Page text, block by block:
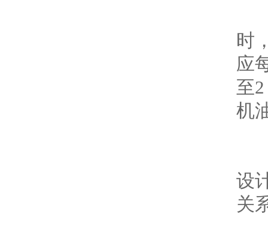
时
应
至2
机
设
关